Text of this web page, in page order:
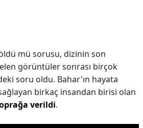
mü sorusu, dizinin son
görüntüler sonrası birçok
soru oldu. Bahar'ın hayata
birkaç insandan birisi olan
verildi.